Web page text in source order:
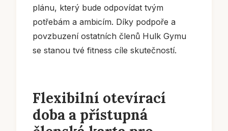
plánu, který bude odpovídat tvým
potřebám a ambicím. Díky podpoře a
povzbuzení ostatních členů Hulk Gymu
se stanou tvé fitness cíle skutečností.
Flexibilní otevírací
doba a přístupná